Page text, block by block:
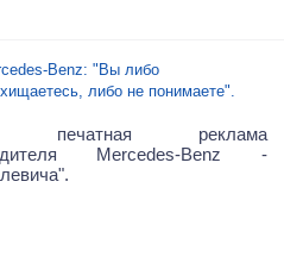
Benz: "Вы либо
либо не понимаете".
печатная реклама
Mercedes-Benz -